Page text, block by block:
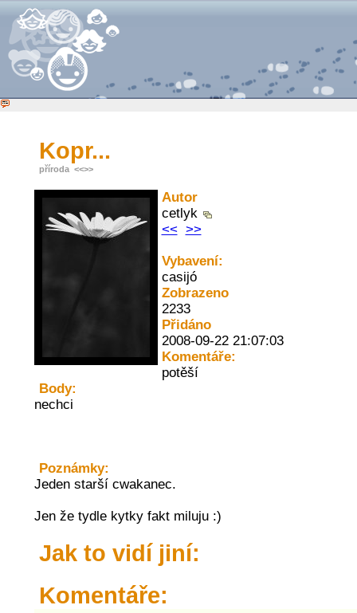
Kopr...
příroda <<>>
Autor
cetlyk
<< >>
Vybavení:
casijó
Zobrazeno
2233
Přidáno
2008-09-22 21:07:03
Komentáře:
potěší
Body:
nechci
Poznámky:
Jeden starší cwakanec.
Jen že tydle kytky fakt miluju :)
Jak to vidí jiní:
Komentáře: